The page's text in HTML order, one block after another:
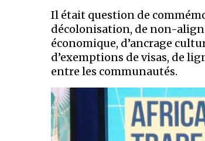
Il était question de
décolonisation, de non-
économique, d’ancrage
d’exemptions de visas, de
entre les communautés.